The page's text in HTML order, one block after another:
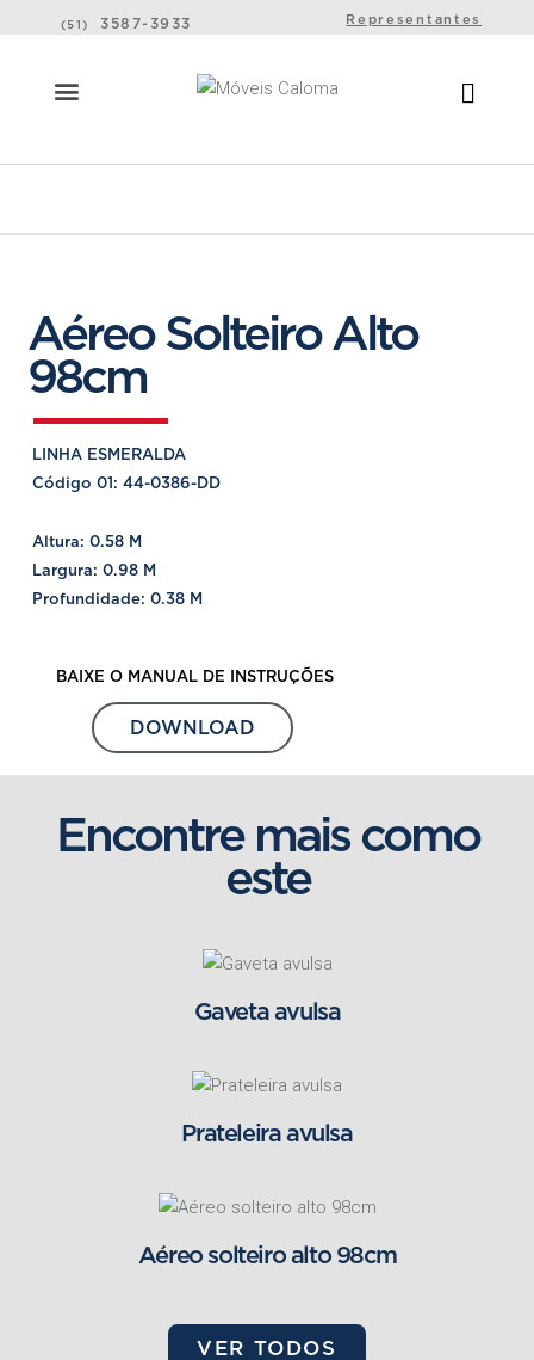
(51) 3587-3933 Representantes
Aéreo Solteiro Alto
98cm
LINHA ESMERALDA
Código 01: 44-0386-DD
Altura: 0.58 M
Largura: 0.98 M
Profundidade: 0.38 M
BAIXE O MANUAL DE INSTRUÇÕES
DOWNLOAD
Encontre mais como
este
Gaveta avulsa
Prateleira avulsa
Aéreo solteiro alto 98cm
VER TODOS